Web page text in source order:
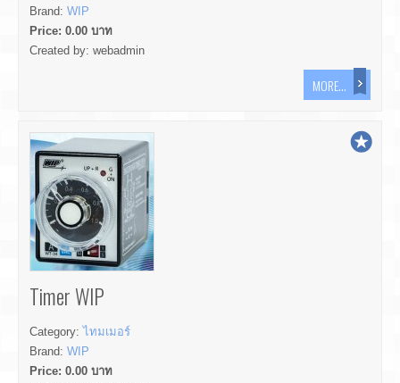
Brand: WIP
Price: 0.00 บาท
Created by: webadmin
MORE...
Timer WIP
Category:ไทมเมอร์
Brand: WIP
Price: 0.00 บาท